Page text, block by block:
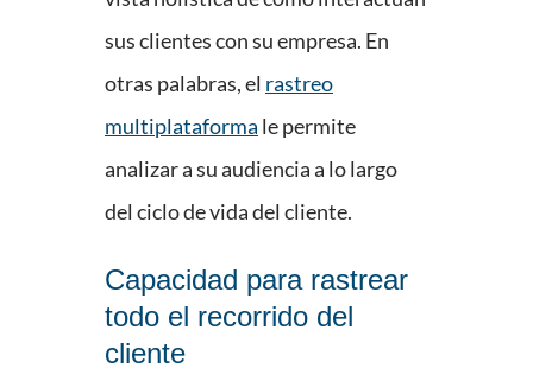
sus clientes con su empresa. En
otras palabras, el rastreo
multiplataforma le permite
analizar a su audiencia a lo largo
del ciclo de vida del cliente.
Capacidad para rastrear
todo el recorrido del
cliente